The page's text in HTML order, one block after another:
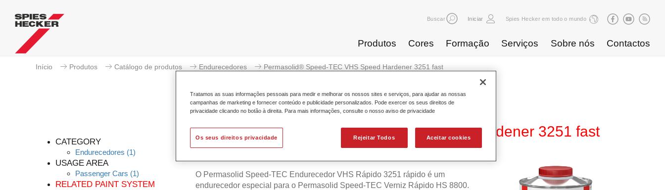
Buscar Iniciar Spies Hecker em todo o mundo
Produtos Cores Formação Serviços Sobre nós Contactos
Início Produtos Catálogo de produtos Endurecedores Permasolid® Speed-TEC VHS Speed Hardener 3251 fast
CATEGORY
Endurecedores (1)
USAGE AREA
Passenger Cars (1)
RELATED PAINT SYSTEM
Permasolid® Speed-TEC VHS Speed Hardener 3251 fast
O Permasolid Speed-TEC Endurecedor VHS Rápido 3251 rápido é um
endurecedor especial para o Permasolid Speed-TEC Verniz Rápido HS 8800.
Tratamos as suas informações pessoais para medir e melhorar os nossos sites e serviços, para ajudar as nossas
campanhas de marketing e fornecer conteúdo e publicidade personalizados. Pode exercer os seus direitos de
privacidade clicando no botão à direita. Para mais informações, consulte o nosso aviso de privacidade
Rejeitar Todos Aceitar cookies
Os seus direitos privacidade